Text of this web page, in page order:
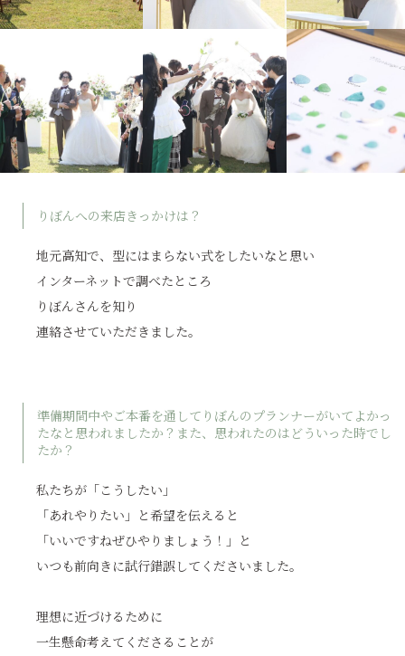
りぼんへの来店きっかけは？
地元高知で、型にはまらない式をしたいなと思い
インターネットで調べたところ
りぼんさんを知り
連絡させていただきました。
準備期間中やご本番を通してりぼんのプランナーがいてよかっ
たなと思われましたか？また、思われたのはどういった時でし
たか？
私たちが「こうしたい」
「あれやりたい」と希望を伝えると
「いいですねぜひやりましょう！」と
いつも前向きに試行錯誤してくださいました。
理想に近づけるために
一生懸命考えてくださることが